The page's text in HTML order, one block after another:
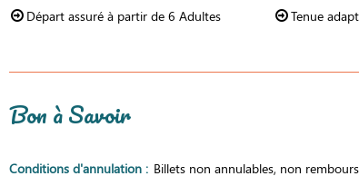
Départ assuré à partir de 6 Adultes
Tenue
Bon à Savoir
Conditions d'annulation : Billets non annulables, non